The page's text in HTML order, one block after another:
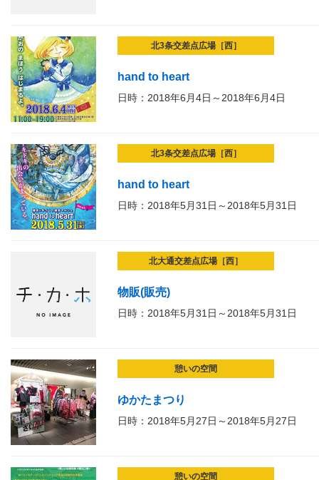
北3条交差点広場［西］
hand to heart
日時：2018年6月4日～2018年6月4日
北3条交差点広場［西］
hand to heart
日時：2018年5月31日～2018年5月31日
北大通交差点広場［西］
物販(販売)
日時：2018年5月31日～2018年5月31日
憩いの空間
ゆかたまつり
日時：2018年5月27日～2018年5月27日
憩いの空間